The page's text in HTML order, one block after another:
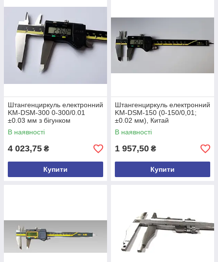
Штангенциркуль електронний
KM-DSM-300 0-300/0.01
±0.03 мм з бігунком
сертифікат від виробника
Uline Medic Китай
В наявності
4 023,75 ₴
Купити
Штангенциркуль електронний
KM-DSM-150 (0-150/0,01;
±0.02 мм), Китай
В наявності
1 957,50 ₴
Купити